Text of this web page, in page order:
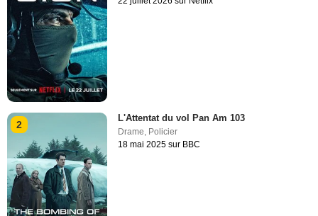
2
L'Attentat du vol Pan Am 103
Drame, Policier
18 mai 2025 sur BBC